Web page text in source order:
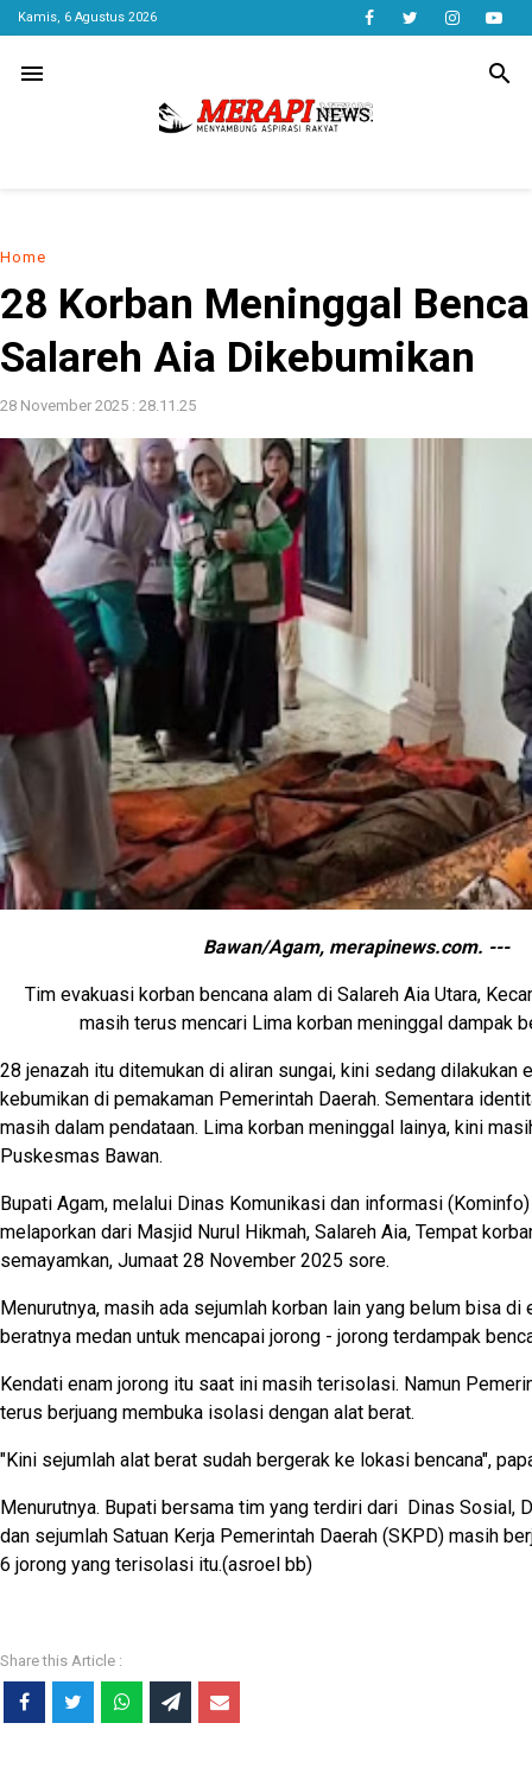
Kamis, 6 Agustus 2026
menu search
Home
28 Korban Meninggal
Salareh Aia Dikebumikan
28 November 2025 : 28.11.25
Bawan/Agam, merapinews.com. ---
Tim evakuasi korban bencana alam di Salareh Aia Utara,
masih terus mencari Lima korban meninggal dampak
28 jenazah itu ditemukan di aliran sungai, kini sedang dilakukan
kebumikan di pemakaman Pemerintah Daerah. Sementara
masih dalam pendataan. Lima korban meninggal lainya, kini
Puskesmas Bawan.
Bupati Agam, melalui Dinas Komunikasi dan informasi
melaporkan dari Masjid Nurul Hikmah, Salareh Aia, Tempat
semayamkan, Jumaat 28 November 2025 sore.
Menurutnya, masih ada sejumlah korban lain yang belum bisa di
beratnya medan untuk mencapai jorong - jorong terdampak
Kendati enam jorong itu saat ini masih terisolasi. Namun
terus berjuang membuka isolasi dengan alat berat.
"Kini sejumlah alat berat sudah bergerak ke lokasi bencana",
Menurutnya. Bupati bersama tim yang terdiri dari Dinas Sosial,
dan sejumlah Satuan Kerja Pemerintah Daerah (SKPD) masih
6 jorong yang terisolasi itu.(asroel bb)